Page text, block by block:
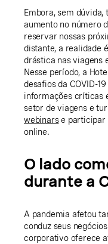
Embora, sem
aumento no número
reservar nossas
distante, a realidade
drástica nas viagens
Nesse período, a
desafios da COVID-
informações críticas
setor de viagens e
webinarse participar
online.
O lado
durante a
A pandemia afetou
conduz seus
corporativo oferece